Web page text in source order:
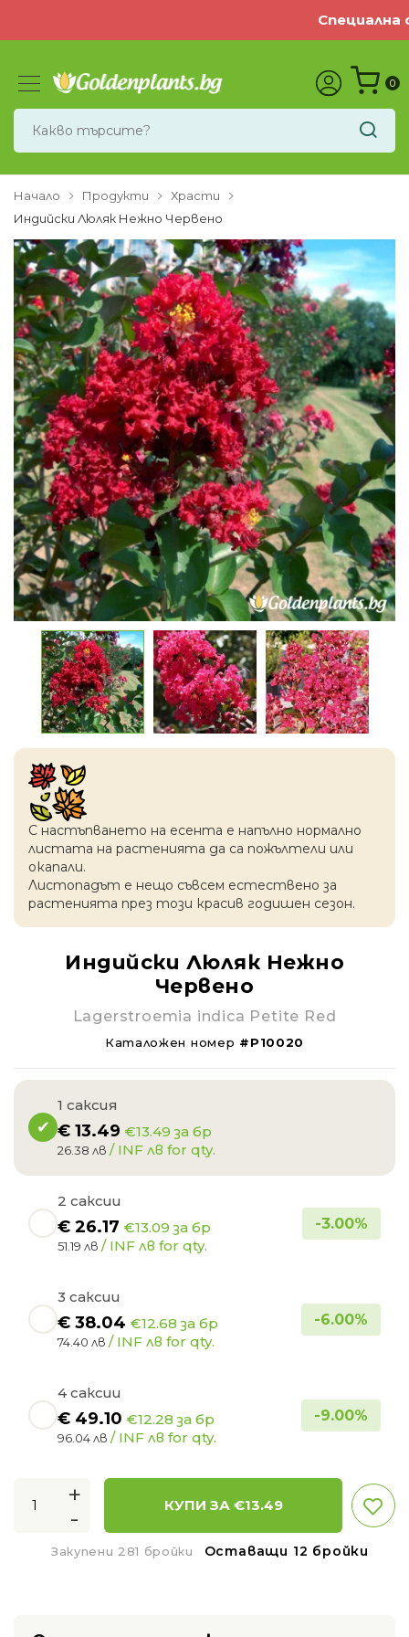
Специална
0
Начало Продукти
Храсти
Индийски Люляк Нежно Червено
С настъпването на есентa е напълно нормално
листата на растенията да са пожълтели или
окапaли.
Листопадът е нещо съвсем естествено за
растенията през този красив годишен сезон.
Индийски Люляк Нежно
Червено
Lagerstroemia indica Petite Red
Каталожен номер #P10020
1 саксия
€ 13.49 €13.49 за бр
26.38 лв / INF лв for qty.
2 саксии
€ 26.17 €13.09 за бр
51.19 лв / INF лв for qty.
-3.00%
3 саксии
€ 38.04 €12.68 за бр
74.40 лв / INF лв for qty.
-6.00%
4 саксии
€ 49.10 €12.28 за бр
96.04 лв / INF лв for qty.
-9.00%
+
-
КУПИ ЗА €13.49
Закупени 281 бройки Оставащи 12 бройки